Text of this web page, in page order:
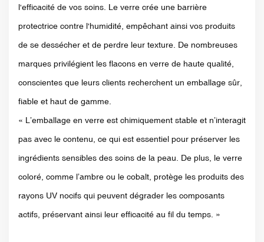
l'efficacité de vos soins. Le verre crée une barrière
protectrice contre l'humidité, empêchant ainsi vos produits
de se dessécher et de perdre leur texture. De nombreuses
marques privilégient les flacons en verre de haute qualité,
conscientes que leurs clients recherchent un emballage sûr,
fiable et haut de gamme.
« L’emballage en verre est chimiquement stable et n’interagit
pas avec le contenu, ce qui est essentiel pour préserver les
ingrédients sensibles des soins de la peau. De plus, le verre
coloré, comme l’ambre ou le cobalt, protège les produits des
rayons UV nocifs qui peuvent dégrader les composants
actifs, préservant ainsi leur efficacité au fil du temps. »